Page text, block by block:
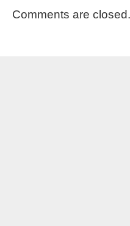
Comments are closed.